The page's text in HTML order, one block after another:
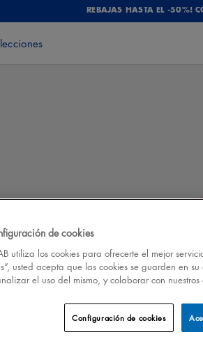
REBAJAS HASTA EL -50%!
de cookies
utiliza los cookies para ofrecerte el mejor
usted acepta que las cookies se guarden en
el uso del mismo, y colaborar con
Configuración de cookies